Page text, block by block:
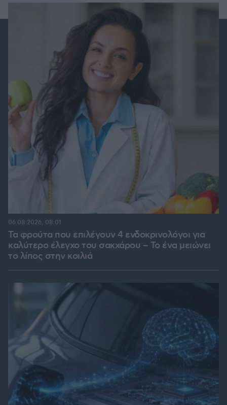
Τα φρούτα που επιλέγουν 4 ενδοκρινολόγοι για
καλύτερο έλεγχο του σακχάρου – Το ένα μειώνει
το λίπος στην κοιλιά
06.08.2026, 08:01